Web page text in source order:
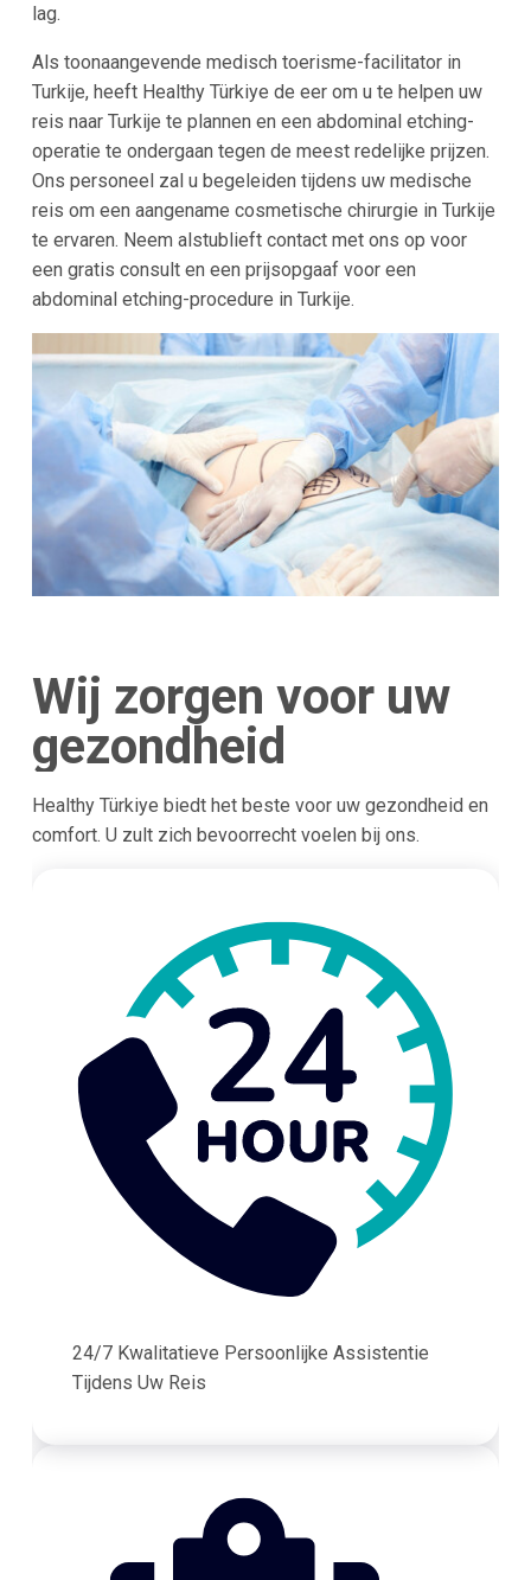
lag.
Als toonaangevende medisch toerisme-facilitator in
Turkije, heeft Healthy Türkiye de eer om u te helpen uw
reis naar Turkije te plannen en een abdominal etching-
operatie te ondergaan tegen de meest redelijke prijzen.
Ons personeel zal u begeleiden tijdens uw medische
reis om een aangename cosmetische chirurgie in Turkije
te ervaren. Neem alstublieft contact met ons op voor
een gratis consult en een prijsopgaaf voor een
abdominal etching-procedure in Turkije.
Wij zorgen voor uw
gezondheid
Healthy Türkiye biedt het beste voor uw gezondheid en
comfort. U zult zich bevoorrecht voelen bij ons.
24/7 Kwalitatieve Persoonlijke Assistentie
Tijdens Uw Reis